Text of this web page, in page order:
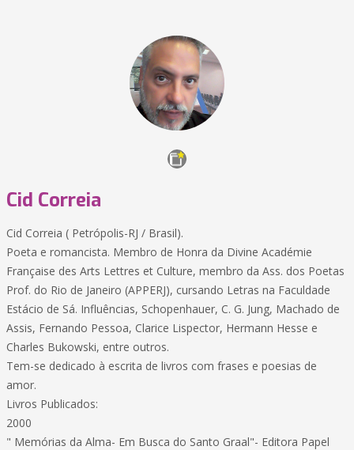
Cid Correia
Cid Correia ( Petrópolis-RJ / Brasil).
Poeta e romancista. Membro de Honra da Divine Académie
Française des Arts Lettres et Culture, membro da Ass. dos Poetas
Prof. do Rio de Janeiro (APPERJ), cursando Letras na Faculdade
Estácio de Sá. Influências, Schopenhauer, C. G. Jung, Machado de
Assis, Fernando Pessoa, Clarice Lispector, Hermann Hesse e
Charles Bukowski, entre outros.
Tem-se dedicado à escrita de livros com frases e poesias de
amor.
Livros Publicados:
2000
" Memórias da Alma- Em Busca do Santo Graal"- Editora Papel